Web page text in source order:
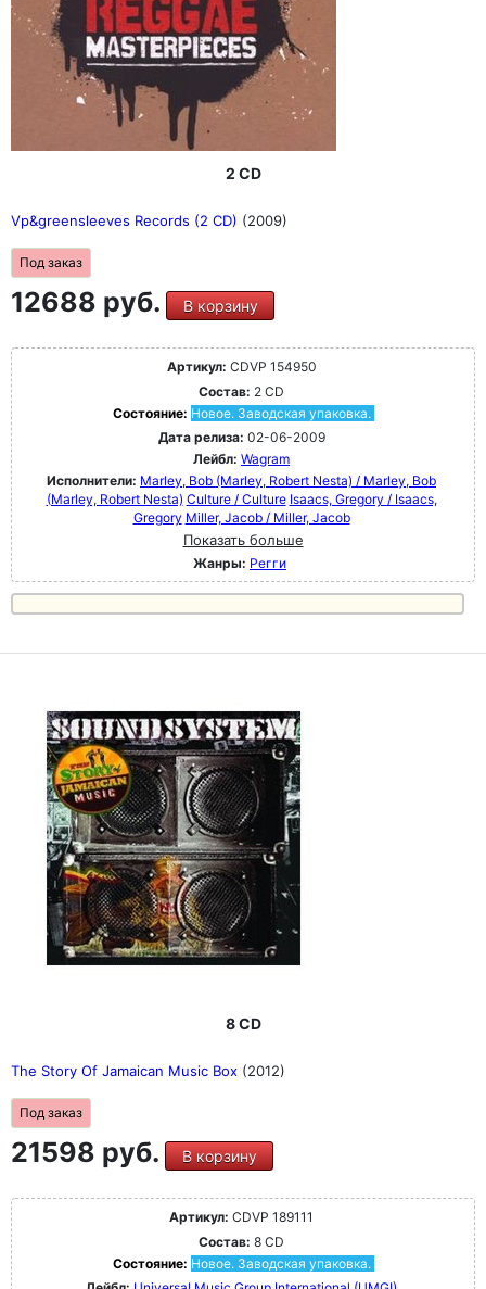
2 CD
Vp&greensleeves Records (2 CD) (2009)
Под заказ
12688 руб. В корзину
Артикул: CDVP 154950
Состав: 2 CD
Состояние: Новое. Заводская упаковка.
Дата релиза: 02-06-2009
Лейбл: Wagram
Исполнители: Marley, Bob (Marley, Robert Nesta) / Marley, Bob
(Marley, Robert Nesta) Culture / Culture Isaacs, Gregory / Isaacs,
Gregory Miller, Jacob / Miller, Jacob
Показать больше
Жанры: Регги
8 CD
The Story Of Jamaican Music Box (2012)
Под заказ
21598 руб. В корзину
Артикул: CDVP 189111
Состав: 8 CD
Состояние: Новое. Заводская упаковка.